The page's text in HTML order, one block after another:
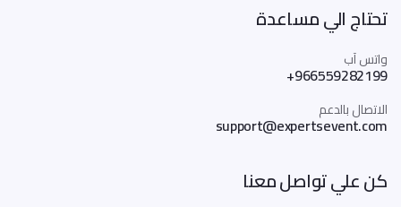
تحتاج الي مساعدة
واتس آب
+966559282199
الاتصال بالدعم
support@expertsevent.com
كن علي تواصل معنا